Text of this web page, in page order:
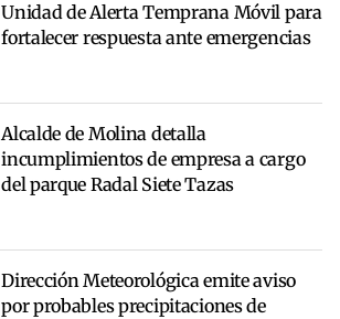
Unidad de Alerta Temprana Móvil para
fortalecer respuesta ante emergencias
Alcalde de Molina detalla
incumplimientos de empresa a cargo
del parque Radal Siete Tazas
Dirección Meteorológica emite aviso
por probables precipitaciones de